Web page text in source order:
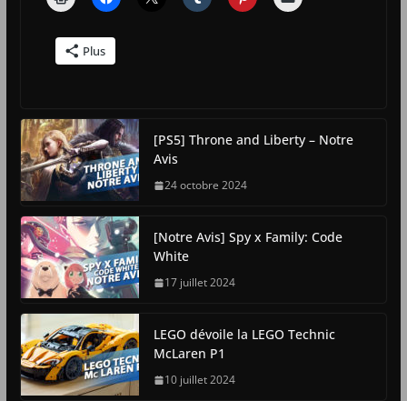
Plus
[PS5] Throne and Liberty – Notre
Avis
24 octobre 2024
[Notre Avis] Spy x Family: Code
White
17 juillet 2024
LEGO dévoile la LEGO Technic
McLaren P1
10 juillet 2024